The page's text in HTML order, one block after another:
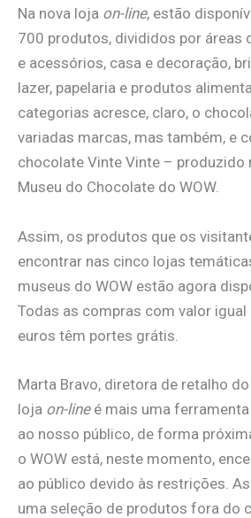
Na nova loja on-line, estão
700 produtos, divididos por áreas
e acessórios, casa e decoração,
lazer, papelaria e produtos
categorias acresce, claro, o
variadas marcas, mas também, e
chocolate Vinte Vinte – produzido
Museu do Chocolate do WOW.
Assim, os produtos que os
encontrar nas cinco lojas
museus do WOW estão agora
Todas as compras com valor igual
euros têm portes grátis.
Marta Bravo, diretora de retalho do
loja on-lineé mais uma
ao nosso público, de forma
o WOW está, neste momento,
ao público devido às restrições.
uma seleção de produtos fora do